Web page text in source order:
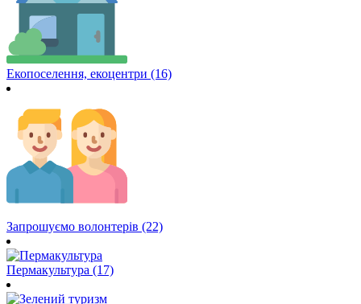
Екопоселення, екоцентри (16)
Запрошуємо волонтерів (22)
Пермакультура (17)